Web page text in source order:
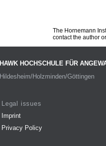
The Hornemann
contact the author
HAWK HOCHSCHULE FÜR
Hildesheim/Holzminden/Göttingen
Legal issues
Imprint
Privacy Policy